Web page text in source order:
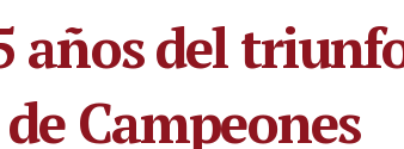
años del
Campeones